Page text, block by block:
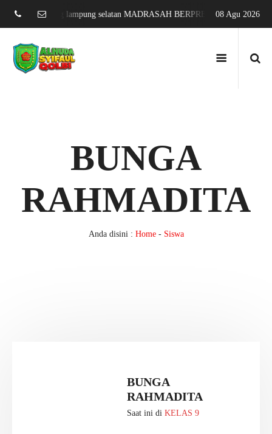
jati agung lampung selatan MADRASAH BERPRESTASI DAN08 Agu 2026
BUNGA
RAHMADITA
Anda disini : Home- Siswa
BUNGA
RAHMADITA
Saat ini diKELAS 9